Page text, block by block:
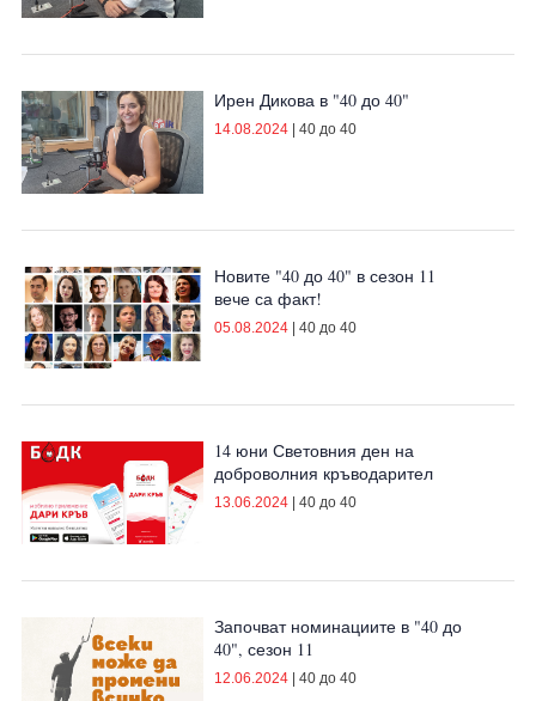
Ирен Дикова в "40 до 40"
14.08.2024| 40 до 40
Новите "40 до 40" в сезон 11
вече са факт!
05.08.2024| 40 до 40
14 юни Световния ден на
доброволния кръводарител
13.06.2024| 40 до 40
Започват номинациите в "40 до
40", сезон 11
12.06.2024| 40 до 40